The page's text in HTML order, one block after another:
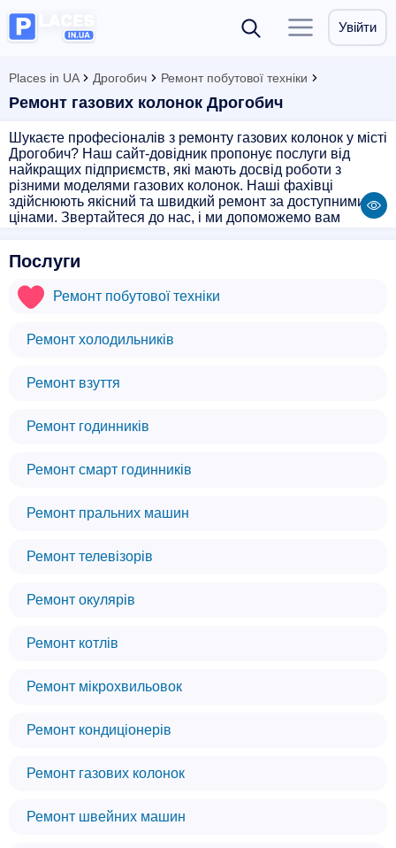
Увійти
Places in UA Дрогобич Ремонт побутової техніки
Ремонт газових колонок Дрогобич
Шукаєте професіоналів з ремонту газових колонок у місті
Дрогобич? Наш сайт-довідник пропонує послуги від
найкращих підприємств, які мають досвід роботи з
різними моделями газових колонок. Наші фахівці
здійснюють якісний та швидкий ремонт за доступними
цінами. Звертайтеся до нас, і ми допоможемо вам
отримуйте якісний сервіс!
Послуги
Ремонт побутової техніки
Ремонт холодильників
Ремонт взуття
Ремонт годинників
Ремонт смарт годинників
Ремонт пральних машин
Ремонт телевізорів
Ремонт окулярів
Ремонт котлів
Ремонт мікрохвильовок
Ремонт кондиціонерів
Ремонт газових колонок
Ремонт швейних машин